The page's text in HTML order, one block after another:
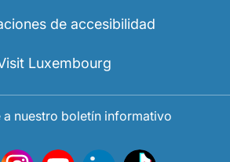
de accesibilidad
Luxembourg
a nuestro boletín informativo